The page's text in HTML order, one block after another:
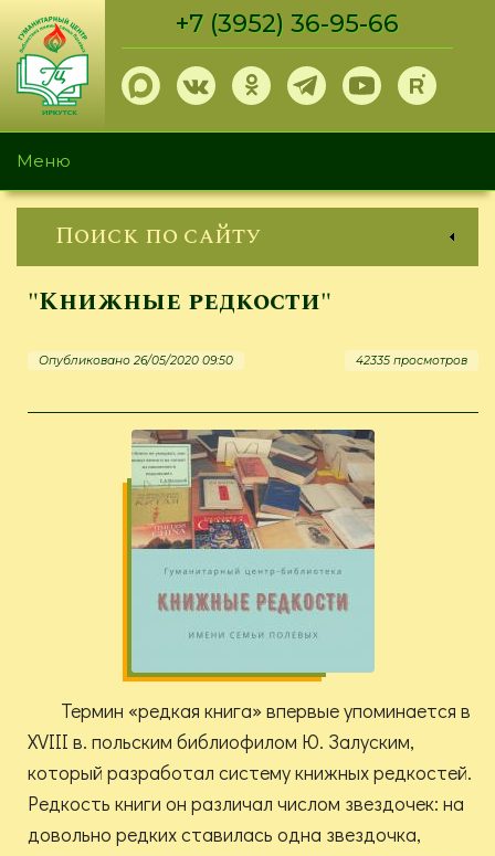
Перейти
основному
содержанию
+7 (3952) 36-95-66
Меню
Поиск по сайту
"Книжные редкости"
Опубликовано 26/05/2020 09:50 42335 просмотров
Термин «редкая книга» впервые упоминается в
XVIII в. польским библиофилом Ю. Залуским,
который разработал систему книжных редкостей.
Редкость книги он различал числом звездочек: на
довольно редких ставилась одна звездочка,